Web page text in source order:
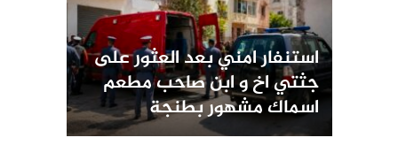
استنفار امني بعد العثور على
جثتي اخ و ابن صاحب مطعم
اسماك مشهور بطنجة